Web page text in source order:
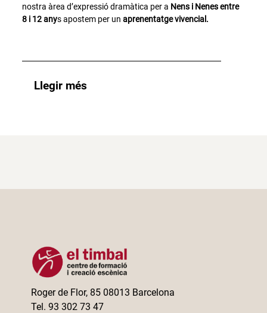
nostra àrea d’expressió dramàtica per a Nens i Nenes entre
8 i 12 anys apostem per unaprenentatge vivencial.
Llegir més
Roger de Flor, 85 08013 Barcelona
Tel. 93 302 73 47